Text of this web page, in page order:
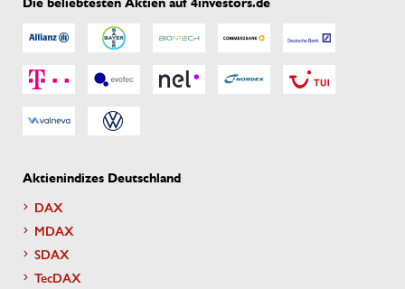
Aktienindizes Deutschland
DAX
MDAX
SDAX
TecDAX